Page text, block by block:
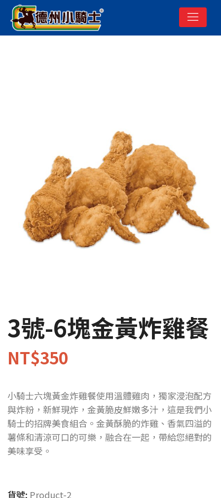
3號-6塊金黃炸雞餐
NT$350
小騎士六塊黃金炸雞餐使用溫體雞肉，獨家浸泡配方
與炸粉，新鮮現炸，金黃脆皮鮮嫩多汁，這是我們小
騎士的招牌美食組合。金黃酥脆的炸雞、香氣四溢的
薯條和清涼可口的可樂，融合在一起，帶給您絕對的
美味享受。
貨號: Product-2